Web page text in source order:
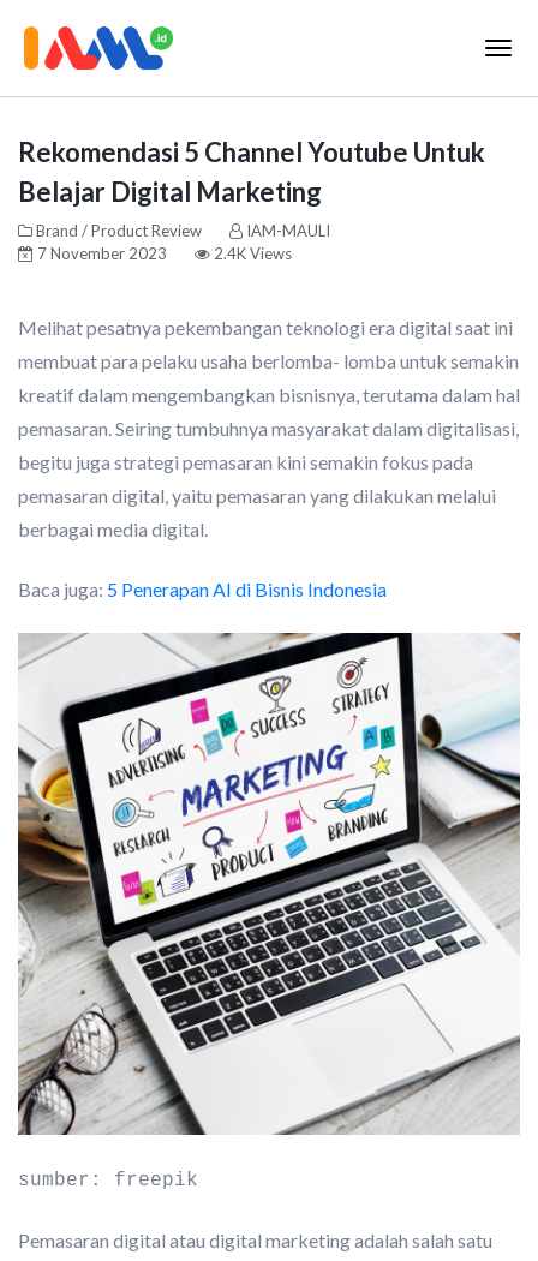
Rekomendasi 5 Channel Youtube Untuk
Belajar Digital Marketing
Brand / Product Review
IAM-MAULI
7 November 2023
2.4K Views
Melihat pesatnya pekembangan teknologi era digital saat ini
membuat para pelaku usaha berlomba- lomba untuk semakin
kreatif dalam mengembangkan bisnisnya, terutama dalam hal
pemasaran. Seiring tumbuhnya masyarakat dalam digitalisasi,
begitu juga strategi pemasaran kini semakin fokus pada
pemasaran digital, yaitu pemasaran yang dilakukan melalui
berbagai media digital.
Baca juga: 5 Penerapan AI di Bisnis Indonesia
sumber: freepik
Pemasaran digital atau digital marketing adalah salah satu